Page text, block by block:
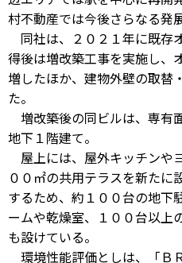
村不動産では今後さらなる発
同社は、２０２１年に既存
得後は増改築工事を実施し、
増したほか、建物外壁の取替
た。
増改築後の同ビルは、専有
地下１階建て。
屋上には、屋外キッチンや
００㎡の共用テラスを新たに
するため、約１００台の地下
ームや乾燥室、１００台以上
も設けている。
環境性能評価としは、「Ｂ